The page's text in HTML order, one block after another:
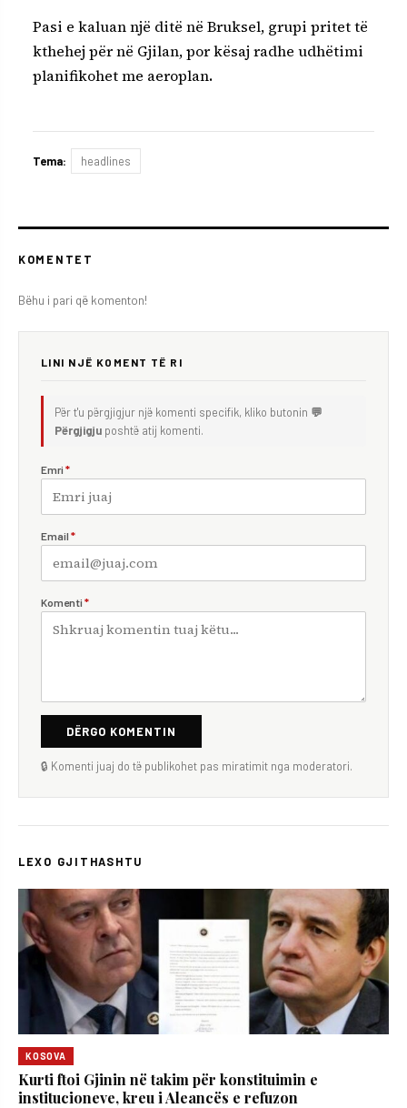
Pasi e kaluan një ditë në Bruksel, grupi pritet të
kthehej për në Gjilan, por kësaj radhe udhëtimi
planifikohet me aeroplan.
Tema: headlines
KOMENTET
Bëhu i pari që komenton!
LINI NJË KOMENT TË RI
Për t'u përgjigjur një komenti specifik, kliko butonin 💬
Përgjigju poshtë atij komenti.
Emri *
Email *
Komenti *
DËRGO KOMENTIN
🔒 Komenti juaj do të publikohet pas miratimit nga moderatori.
LEXO GJITHASHTU
KOSOVA
Kurti ftoi Gjinin në takim për konstituimin e
institucioneve, kreu i Aleancës e refuzon